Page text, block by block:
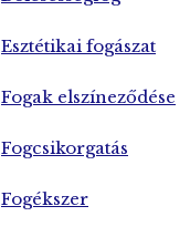
Esztétikai fogászat
Fogak elszíneződése
Fogcsikorgatás
Fogékszer